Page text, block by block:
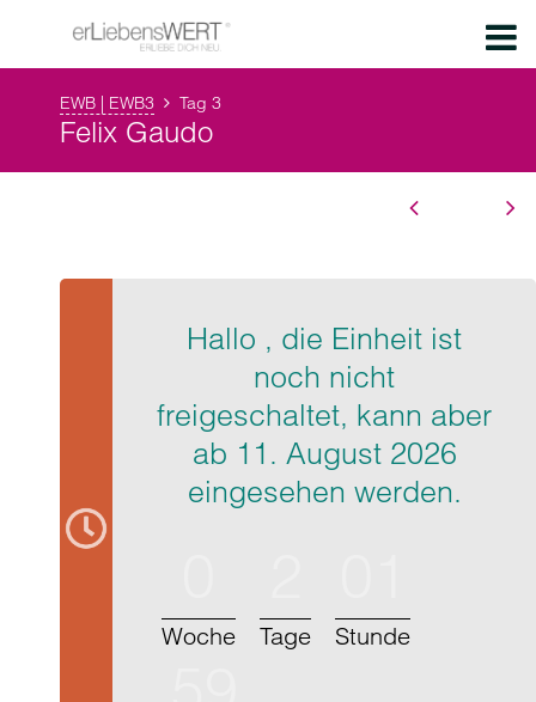
EWB | EWB3 Tag 3
Felix Gaudo
Hallo , die Einheit ist
noch nicht
freigeschaltet, kann aber
ab 11. August 2026
eingesehen werden.
Woche Tage Stunde